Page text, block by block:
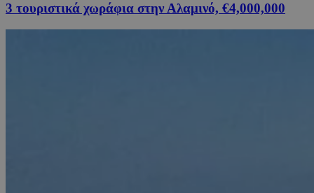
3 τουριστικά χωράφια στην Αλαμινό, €4,000,000